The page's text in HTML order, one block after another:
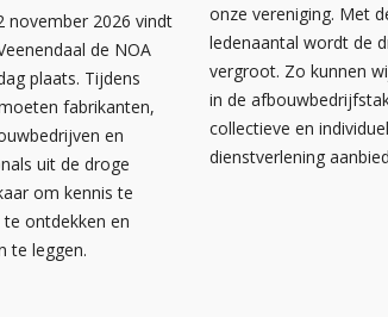
november 2026 vindt
de NOA
plaats. Tijdens
fabrikanten,
en
uit de droge
om kennis te
ontdekken en
te leggen.
onze vereniging. Met
ledenaantal wordt de
vergroot. Zo kunnen
in de
collectieve en
dienstverlening